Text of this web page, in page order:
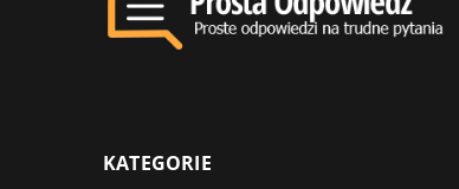
KATEGORIE